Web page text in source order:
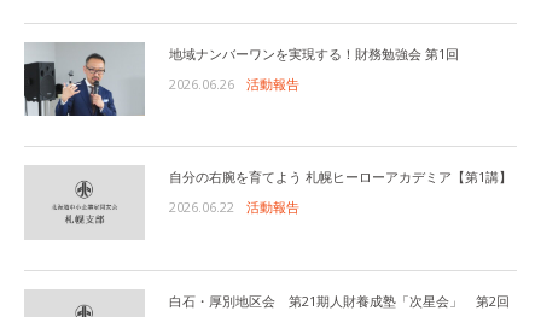
地域ナンバーワンを実現する！財務勉強会 第1回
2026.06.26
活動報告
自分の右腕を育てよう 札幌ヒーローアカデミア【第1講】
2026.06.22
活動報告
白石・厚別地区会 第21期人財養成塾「次星会」 第2回